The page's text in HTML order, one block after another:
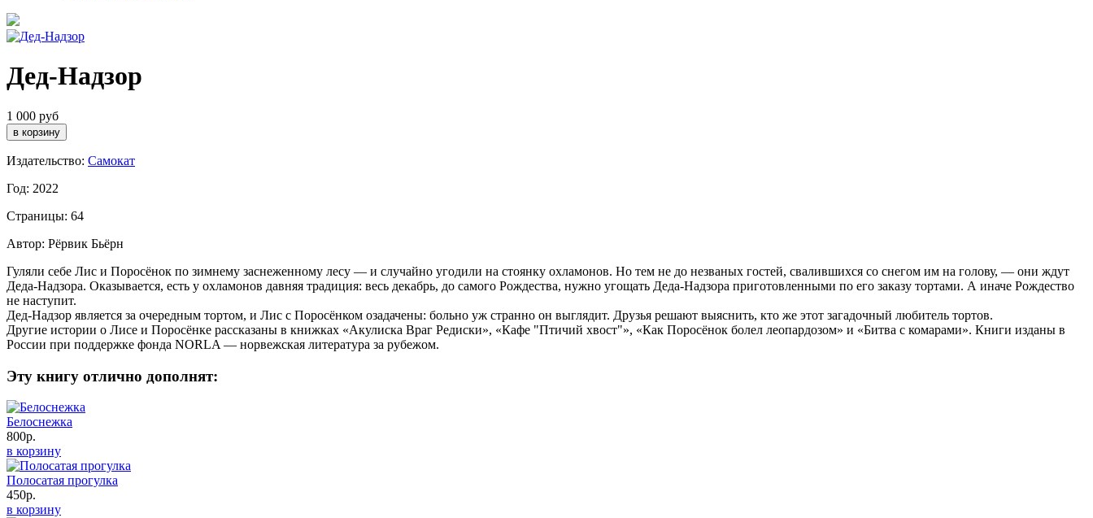
Дед-Надзор
1 000 руб
Издательство: Самокат
Год: 2022
Страницы: 64
Автор: Рёрвик Бьёрн
Гуляли себе Лис и Поросёнок по зимнему заснеженному лесу — и случайно угодили на стоянку охламонов. Но тем не до незваных гостей, свалившихся со снегом им на голову, — они ждут
Деда-Надзора. Оказывается, есть у охламонов давняя традиция: весь декабрь, до самого Рождества, нужно угощать Деда-Надзора приготовленными по его заказу тортами. А иначе Рождество
не наступит.
Дед-Надзор является за очередным тортом, и Лис с Поросёнком озадачены: больно уж странно он выглядит. Друзья решают выяснить, кто же этот загадочный любитель тортов.
Другие истории о Лисе и Поросёнке рассказаны в книжках «Акулиска Враг Редиски», «Кафе "Птичий хвост"», «Как Поросёнок болел леопардозом» и «Битва с комарами». Книги изданы в
России при поддержке фонда NORLA — норвежская литература за рубежом.
Эту книгу отлично дополнят:
Белоснежка
800р.
в корзину
Полосатая прогулка
450р.
в корзину